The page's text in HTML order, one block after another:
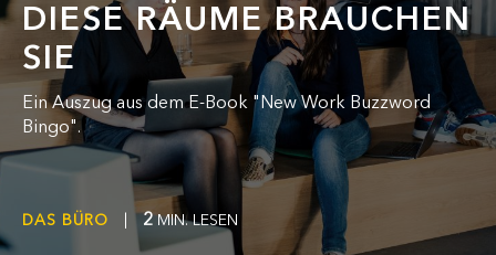
DIESE RÄUME BRAUCHEN
SIE
Ein Auszug aus dem E-Book "New Work Buzzword
Bingo".
DAS BÜRO 2MIN. LESEN